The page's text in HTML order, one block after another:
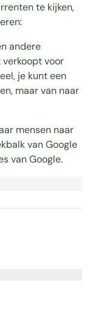
te kijken,
andere
voor
je kunt een
maar van naar
mensen naar
van Google
van Google.